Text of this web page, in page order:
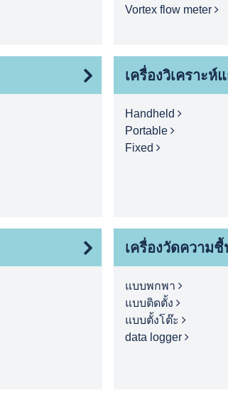
Vortex flow meter
เครื่องวิเคราะห์
Handheld
Portable
Fixed
เครื่องวัดความชื้
แบบพกพา
แบบติดตั้ง
แบบตั้งโต๊ะ
data logger